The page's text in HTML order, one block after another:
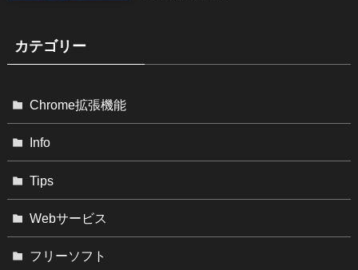
カテゴリー
Chrome拡張機能
Info
Tips
Webサービス
フリーソフト